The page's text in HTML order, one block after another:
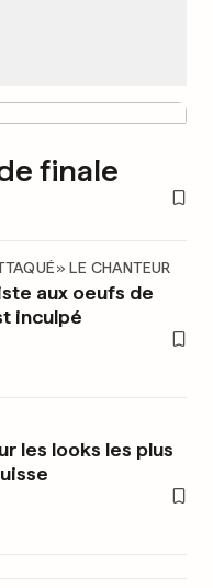
finale
LE CHANTEUR
aux oeufs de
inculpé
les looks les plus